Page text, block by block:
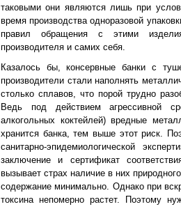
таковыми они являются лишь при
время производства одноразовой
правил обращения с этими
производителя и самих себя.
Казалось бы, консервные банки с
производители стали наполнять
столько сплавов, что порой трудно
Ведь под действием агрессивной
алкогольных коктейлей) вредные
хранится банка, тем выше этот риск.
санитарно-эпидемиологической
заключение и сертификат
вызывает страх наличие в них
содержание минимально. Однако при
токсина непомерно растет. Поэтому